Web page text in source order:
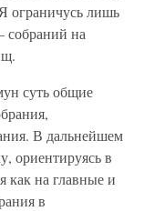
ограничусь лишь
собраний на
суть общие
В дальнейшем
ориентируясь в
как на главные и
в